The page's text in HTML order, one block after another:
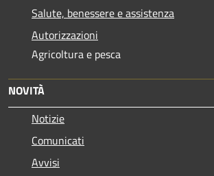
Salute, benessere e assistenza
Autorizzazioni
Agricoltura e pesca
NOVITÀ
Notizie
Comunicati
Avvisi